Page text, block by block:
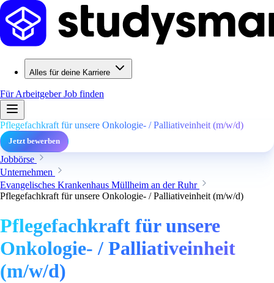
Alles für deine Karriere
Für ArbeitgeberJob finden
Pflegefachkraft für unsere Onkologie- / Palliativeinheit (m/w/d)
Jetzt bewerben
Jobbörse
Unternehmen
Evangelisches Krankenhaus Müllheim an der Ruhr
Pflegefachkraft für unsere Onkologie- / Palliativeinheit (m/w/d)
Pflegefachkraft für unsere
Onkologie- / Palliativeinheit
(m/w/d)